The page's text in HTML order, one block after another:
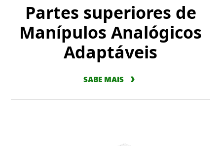
Partes superiores de
Manípulos Analógicos
Adaptáveis
SABE MAIS